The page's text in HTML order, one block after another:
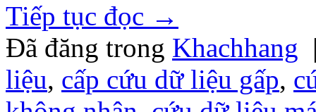
Tiếp tục đọc →
Đã đăng trong Khachhang
liệu, cấp cứu dữ liệu gấp,